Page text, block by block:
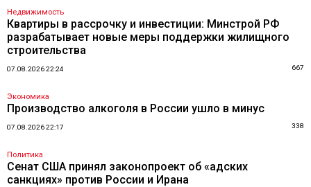
Недвижимость
Квартиры в рассрочку и инвестиции: Минстрой РФ
разрабатывает новые меры поддержки жилищного
строительства
07.08.2026 22:24 667
Экономика
Производство алкоголя в России ушло в минус
07.08.2026 22:17 338
Политика
Сенат США принял законопроект об «адских
санкциях» против России и Ирана